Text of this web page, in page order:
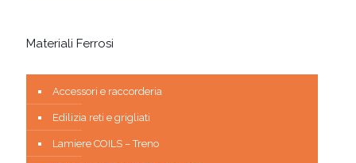
Materiali Ferrosi
Accessori e raccorderia
Edilizia reti e grigliati
Lamiere COILS – Treno